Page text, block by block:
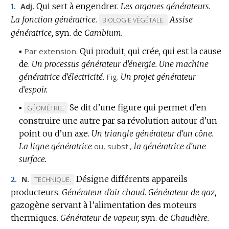
1. Adj. Qui sert à engendrer. Les organes générateurs.
La fonction génératrice.
MARQUE
DE
BIOLOGIE VÉGÉTALE.
Assise
génératrice, syn. de Cambium.
▪ Par extension. Qui produit, qui crée, qui est la cause
de. Un processus générateur d’énergie. Une machine
génératrice d’électricité. Fig. Un projet générateur
d’espoir.
▪
MARQUE
DE
DOMAINE
:
GÉOMÉTRIE.
Se dit d’une figure qui permet d’en
construire une autre par sa révolution autour d’un
point ou d’un axe. Un triangle générateur d’un cône.
La ligne génératrice ou, subst., la génératrice d’une
surface.
2. N.
MARQUE
DE
DOMAINE
:
TECHNIQUE.
Désigne différents appareils
producteurs. Générateur d’air chaud. Générateur de gaz,
gazogène servant à l’alimentation des moteurs
thermiques. Générateur de vapeur, syn. de Chaudière.